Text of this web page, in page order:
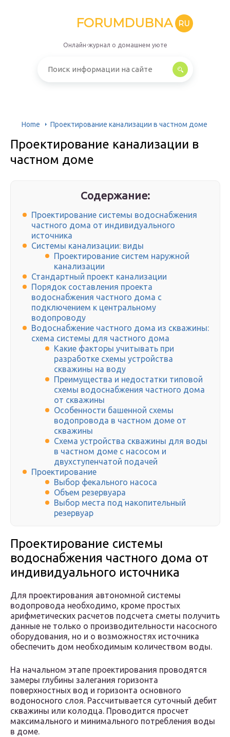
FORUMDUBNA RU
Онлайн-журнал о домашнем уюте
Home Проектирование канализации в частном доме
Проектирование канализации в
частном доме
Содержание:
Проектирование системы водоснабжения
частного дома от индивидуального
источника
Системы канализации: виды
Проектирование систем наружной
канализации
Стандартный проект канализации
Порядок составления проекта
водоснабжения частного дома с
подключением к центральному
водопроводу
Водоснабжение частного дома из скважины:
схема системы для частного дома
Какие факторы учитывать при
разработке схемы устройства
скважины на воду
Преимущества и недостатки типовой
схемы водоснабжения частного дома
от скважины
Особенности башенной схемы
водопровода в частном доме от
скважины
Схема устройства скважины для воды
в частном доме с насосом и
двухступенчатой подачей
Проектирование
Выбор фекального насоса
Объем резервуара
Выбор места под накопительный
резервуар
Проектирование системы
водоснабжения частного дома от
индивидуального источника
Для проектирования автономной системы
водопровода необходимо, кроме простых
арифметических расчетов подсчета сметы получить
данные не только о производительности насосного
оборудования, но и о возможностях источника
обеспечить дом необходимым количеством воды.
На начальном этапе проектирования проводятся
замеры глубины залегания горизонта
поверхностных вод и горизонта основного
водоносного слоя. Рассчитывается суточный дебит
скважины или колодца. Проводится просчет
максимального и минимального потребления воды
в доме.